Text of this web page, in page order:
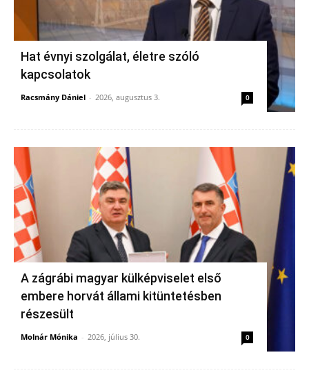
Hat évnyi szolgálat, életre szóló
kapcsolatok
Racsmány Dániel - 2026, augusztus 3. 0
A zágrábi magyar külképviselet első
embere horvát állami kitüntetésben
részesült
Molnár Mónika - 2026, július 30. 0